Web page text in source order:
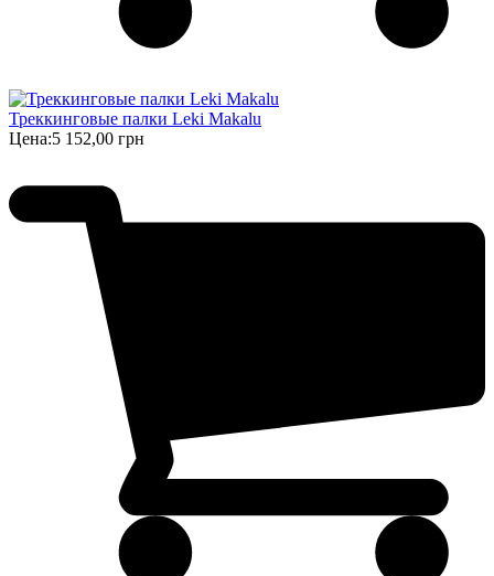
Треккинговые палки Leki Makalu
Цена:5 152,00 грн